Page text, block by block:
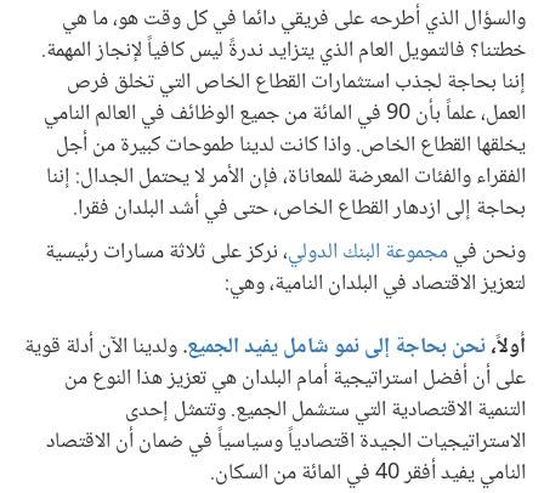
والسؤال الذي أطرحه على فريقي دائما في كل وقت هو، ما هي
خطتنا؟ فالتمويل العام الذي يتزايد ندرةً ليس كافياً لإنجاز المهمة.
إننا بحاجة لجذب استثمارات القطاع الخاص التي تخلق فرص
العمل، علماً بأن 90 في المائة من جميع الوظائف في العالم النامي
يخلقها القطاع الخاص. واذا كانت لدينا طموحات كبيرة من أجل
الفقراء والفئات المعرضة للمعاناة، فإن الأمر لا يحتمل الجدال: إننا
بحاجة إلى ازدهار القطاع الخاص، حتى في أشد البلدان فقرا.
ونحن فيمجموعة البنك الدولي، نركز على ثلاثة مسارات رئيسية
لتعزيز الاقتصاد في البلدان النامية، وهي:
أولاً،نحن بحاجة إلى نمو شامل يفيد الجميع.ولدينا الآن أدلة قوية
على أن أفضل استراتيجية أمام البلدان هي تعزيز هذا النوع من
التنمية الاقتصادية التي ستشمل الجميع. وتتمثل إحدى
الاستراتيجيات الجيدة اقتصادياً وسياسياً في ضمان أن الاقتصاد
النامي يفيد أفقر 40 في المائة من السكان.